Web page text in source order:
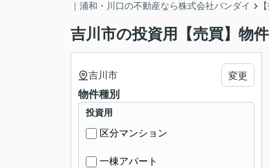
｜浦和・川口の不動産なら株式会社バンダイ
吉川市の投資用【売買】物
吉川市 変更
物件種別
投資用
区分マンション
一棟アパート